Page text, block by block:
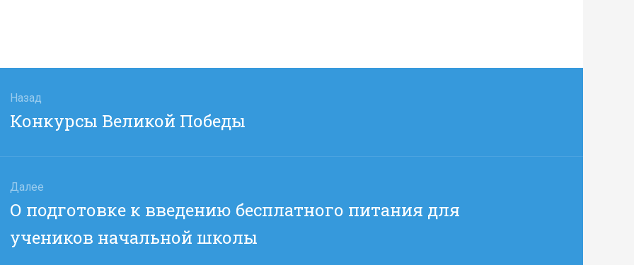
Назад
Предыдущая
Конкурсы Великой Победы
Далее
Следующая
О подготовке к введению бесплатного питания для
учеников начальной школы